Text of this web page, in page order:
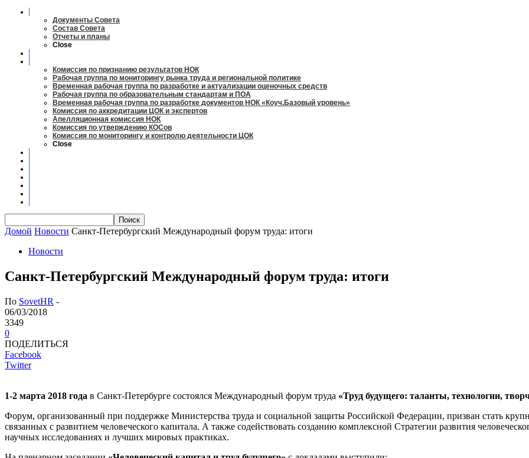
Документы Совета
Состав Совета
Отчеты и планы
Close
Комиссия по признанию результатов НОК
Рабочая группа по мониторингу рынка труда и региональной политике
Временная рабочая группа по разработке и актуализации оценочных средств
Рабочая группа по образовательным стандартам и ПОА
Временная рабочая группа по разработке документов НОК «Коуч.Базовый уровень»
Комиссия по аккредитации ЦОК и экспертов
Апелляционная комиссия НОК
Комиссия по утверждению КОСов
Комиссия по мониторингу и контролю деятельности ЦОК
Close
Домой Новости Санкт-Петербургский Международный форум труда: итоги
Новости
Санкт-Петербургский Международный форум труда: итоги
По SovetHR -
06/03/2018
3349
0
ПОДЕЛИТЬСЯ
Facebook
Twitter
1-2 марта 2018 года в Санкт-Петербурге состоялся Международный форум труда «Труд будущего: таланты, технологии,
Форум, организованный при поддержке Министерства труда и социальной защиты Российской Федерации, призван стать
связанных с развитием человеческого капитала. А также содействовать созданию комплексной Стратегии развития
научных исследованиях и лучших мировых практиках.